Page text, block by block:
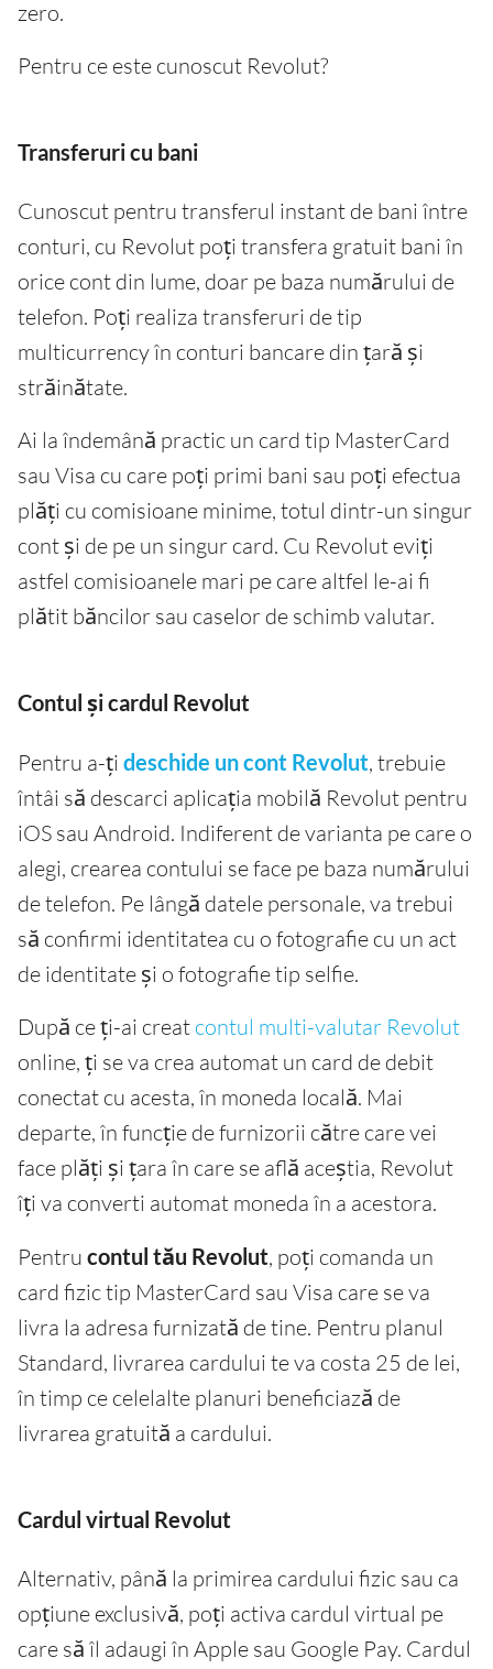
zero.
Pentru ce este cunoscut Revolut?
Transferuri cu bani
Cunoscut pentru transferul instant de bani între
conturi, cu Revolut poți transfera gratuit bani în
orice cont din lume, doar pe baza numărului de
telefon. Poți realiza transferuri de tip
multicurrency în conturi bancare din țară și
străinătate.
Ai la îndemână practic un card tip MasterCard
sau Visa cu care poți primi bani sau poți efectua
plăți cu comisioane minime, totul dintr-un singur
cont și de pe un singur card. Cu Revolut eviți
astfel comisioanele mari pe care altfel le-ai fi
plătit băncilor sau caselor de schimb valutar.
Contul și cardul Revolut
Pentru a-ți deschide un cont Revolut, trebuie
întâi să descarci aplicația mobilă Revolut pentru
iOS sau Android. Indiferent de varianta pe care o
alegi, crearea contului se face pe baza numărului
de telefon. Pe lângă datele personale, va trebui
să confirmi identitatea cu o fotografie cu un act
de identitate și o fotografie tip selfie.
După ce ți-ai creat contul multi-valutar Revolut
online, ți se va crea automat un card de debit
conectat cu acesta, în moneda locală. Mai
departe, în funcție de furnizorii către care vei
face plăți și țara în care se află aceștia, Revolut
îți va converti automat moneda în a acestora.
Pentru contul tău Revolut, poți comanda un
card fizic tip MasterCard sau Visa care se va
livra la adresa furnizată de tine. Pentru planul
Standard, livrarea cardului te va costa 25 de lei,
în timp ce celelalte planuri beneficiază de
livrarea gratuită a cardului.
Cardul virtual Revolut
Alternativ, până la primirea cardului fizic sau ca
opțiune exclusivă, poți activa cardul virtual pe
care să îl adaugi în Apple sau Google Pay. Cardul